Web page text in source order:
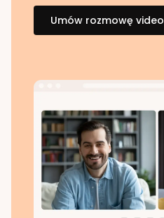
Umów rozmowę video